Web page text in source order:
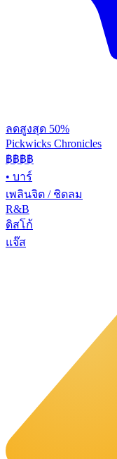
ลดสูงสุด 50%
Pickwicks Chronicles
฿฿฿฿
• บาร์
เพลินจิต / ชิดลม
R&B
ดิสโก้
แจ๊ส